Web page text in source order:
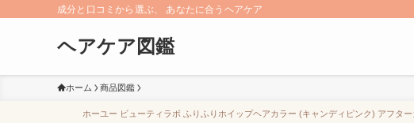
成分と口コミから選ぶ、 あなたに合うヘアケア
ヘアケア図鑑
ホーム 商品図鑑
ホーユー ビューティラボ ふりふりホイップヘアカラー (キャンディピンク) アフタ